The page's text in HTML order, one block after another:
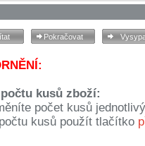
kusů zboží:
počet kusů
kusů použít tlačítko